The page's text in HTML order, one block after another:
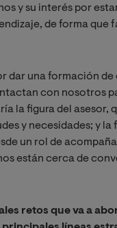
y su interés por
de forma que
dar una formación
con nosotros
la figura del asesor,
y necesidades; y
un rol de
están cerca de
retos que va a